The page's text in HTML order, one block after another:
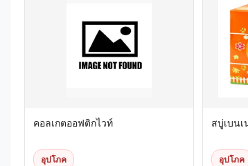
คอลเกตออฟติกไวท์
อุปโภค
สบู่เบนเ
อุปโภค